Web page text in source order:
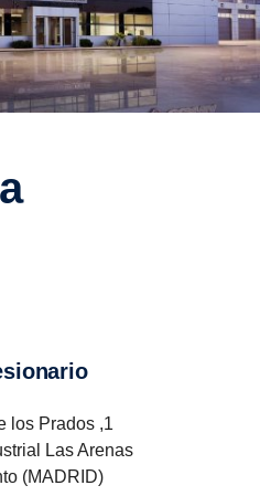
los Prados ,1
Las Arenas
(MADRID)